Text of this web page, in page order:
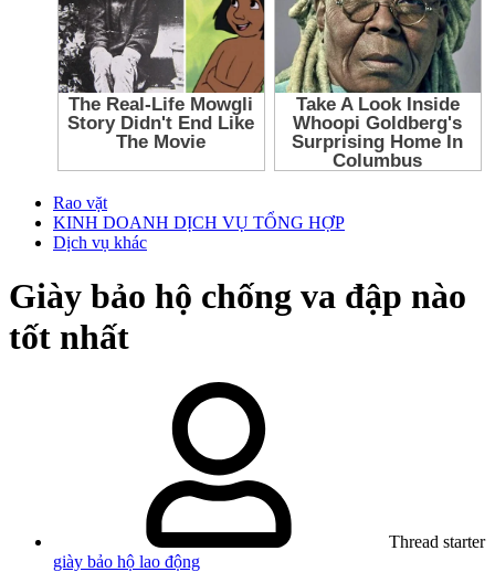
Rao vặt
KINH DOANH DỊCH VỤ TỔNG HỢP
Dịch vụ khác
Giày bảo hộ chống va đập nào
tốt nhất
Thread starter
giày bảo hộ lao động